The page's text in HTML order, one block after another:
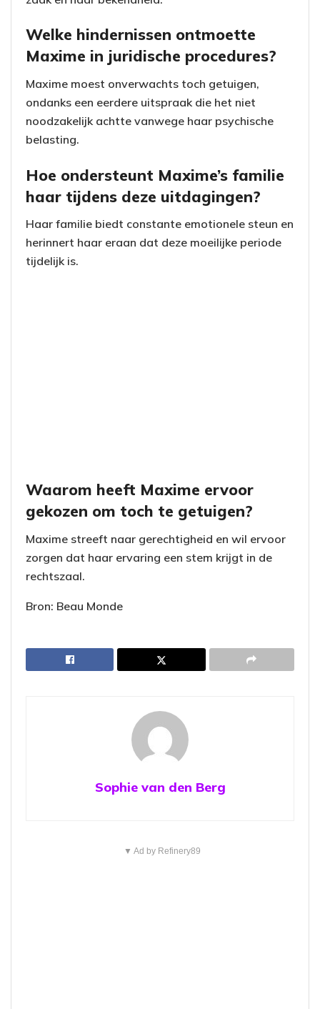
Welke hindernissen ontmoette
Maxime in juridische procedures?
Maxime moest onverwachts toch getuigen,
ondanks een eerdere uitspraak die het niet
noodzakelijk achtte vanwege haar psychische
belasting.
Hoe ondersteunt Maxime’s familie
haar tijdens deze uitdagingen?
Haar familie biedt constante emotionele steun en
herinnert haar eraan dat deze moeilijke periode
tijdelijk is.
Waarom heeft Maxime ervoor
gekozen om toch te getuigen?
Maxime streeft naar gerechtigheid en wil ervoor
zorgen dat haar ervaring een stem krijgt in de
rechtszaal.
Bron: Beau Monde
Sophie van den Berg
▼ Ad by Refinery89